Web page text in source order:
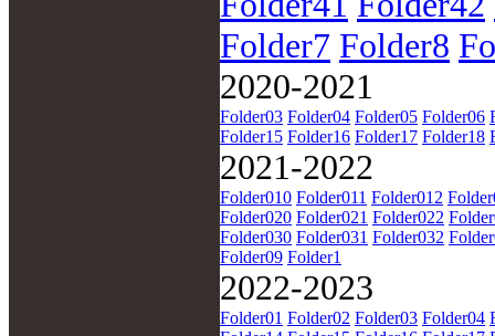
Folder7 Folder8
2020-2021
Folder03 Folder04 Folder05 Folder06
Folder15 Folder16 Folder17 Folder18
2021-2022
Folder010 Folder011 Folder012
Folder020 Folder021 Folder022
Folder030 Folder031 Folder032
Folder09 Folder1
2022-2023
Folder01 Folder02 Folder03 Folder04